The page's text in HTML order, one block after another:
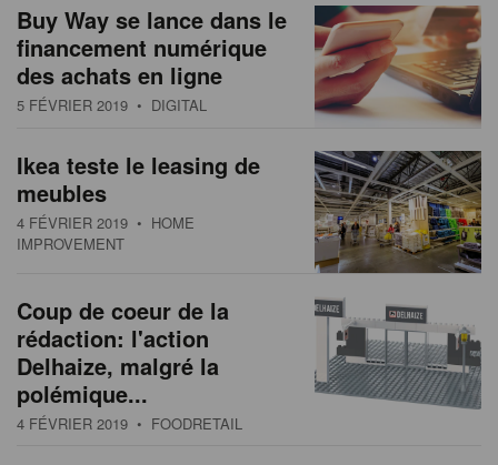
Buy Way se lance dans le
financement numérique
des achats en ligne
5 FÉVRIER 2019 • DIGITAL
Ikea teste le leasing de
meubles
4 FÉVRIER 2019 • HOME
IMPROVEMENT
Coup de coeur de la
rédaction: l'action
Delhaize, malgré la
polémique...
4 FÉVRIER 2019 • FOODRETAIL